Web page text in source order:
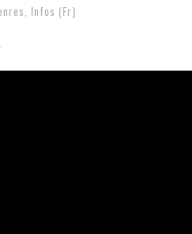
, Infos (Fr)